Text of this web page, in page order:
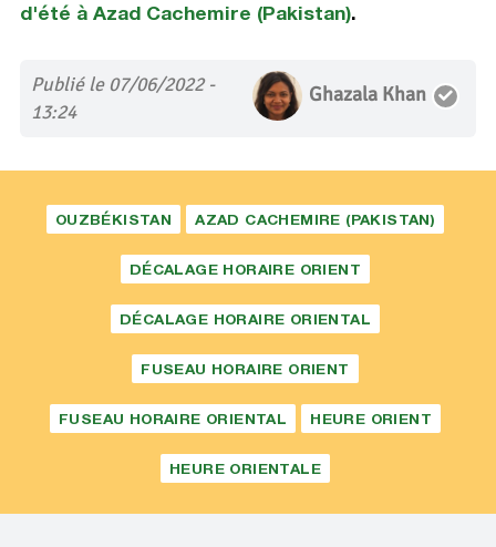
d'été à Azad Cachemire (Pakistan).
Publié le 07/06/2022 -
13:24
Ghazala Khan
OUZBÉKISTAN AZAD CACHEMIRE (PAKISTAN)
DÉCALAGE HORAIRE ORIENT
DÉCALAGE HORAIRE ORIENTAL
FUSEAU HORAIRE ORIENT
FUSEAU HORAIRE ORIENTAL HEURE ORIENT
HEURE ORIENTALE